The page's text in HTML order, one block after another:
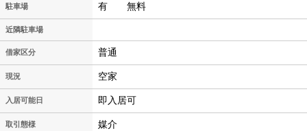
駐車場 有 無料
近隣駐車場
借家区分 普通
現況 空家
入居可能日 即入居可
取引態様 媒介